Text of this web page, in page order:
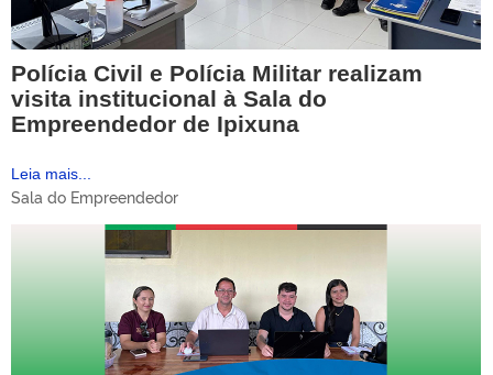
Polícia Civil e Polícia Militar realizam
visita institucional à Sala do
Empreendedor de Ipixuna
Leia mais...
Sala do Empreendedor